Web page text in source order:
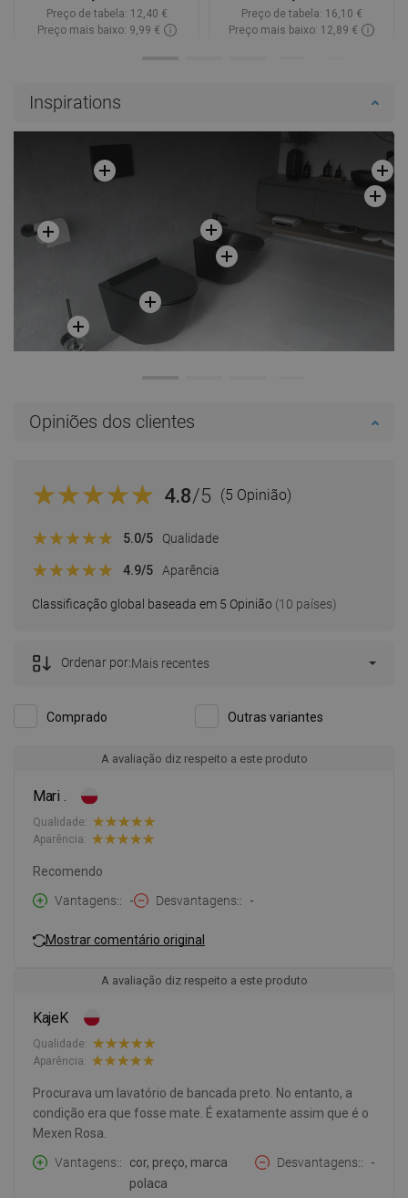
Preço de tabela: 12,40 €
Preço mais baixo: 9,99 €
Preço de tabela: 16,10 €
Preço mais baixo: 12,89 €
Inspirations
Opiniões dos clientes
4.8/5 (5 Opinião)
Classificação global baseada em 5 Opinião (10 países)
5.0/5 Qualidade
4.9/5 Aparência
Comprado Outras variantes
Ordenar por:Mais recentes
A avaliação diz respeito a este produto
Mari .
Qualidade:
Aparência:
Recomendo
Vantagens:
- Desvantagens: -
Mostrar comentário original
A avaliação diz respeito a este produto
KajeK
Qualidade:
Aparência:
Procurava um lavatório de bancada preto. No entanto, a
condição era que fosse mate. É exatamente assim que é o
Mexen Rosa.
Vantagens:
cor, preço, marca
polaca
Desvantagens: -